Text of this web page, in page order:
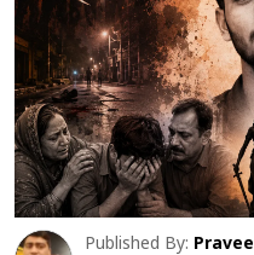
Published By: